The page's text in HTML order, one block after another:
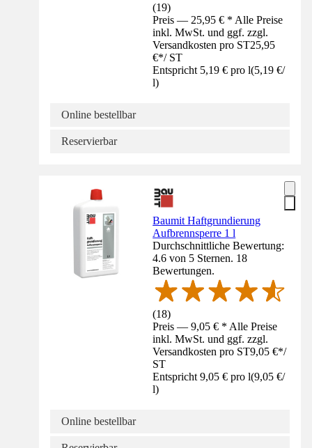
(19)
Preis — 25,95 € * Alle Preise
inkl. MwSt. und ggf. zzgl.
Versandkosten pro ST25,95
€*/ ST
Entspricht 5,19 € pro l(5,19 €/
l)
Online bestellbar
Reservierbar
Baumit Haftgrundierung
Aufbrennsperre 1 l
Durchschnittliche Bewertung:
4.6 von 5 Sternen. 18
Bewertungen.
(18)
Preis — 9,05 € * Alle Preise
inkl. MwSt. und ggf. zzgl.
Versandkosten pro ST9,05 €*/
ST
Entspricht 9,05 € pro l(9,05 €/
l)
Online bestellbar